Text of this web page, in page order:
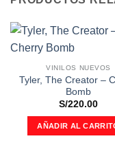
VINILOS NUEVOS
Tyler, The Creator –
Bomb
S/220.00
AÑADIR AL